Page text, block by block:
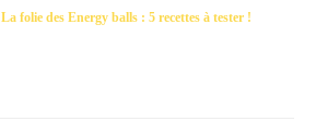
La folie des Energy balls : 5 recettes à tester !